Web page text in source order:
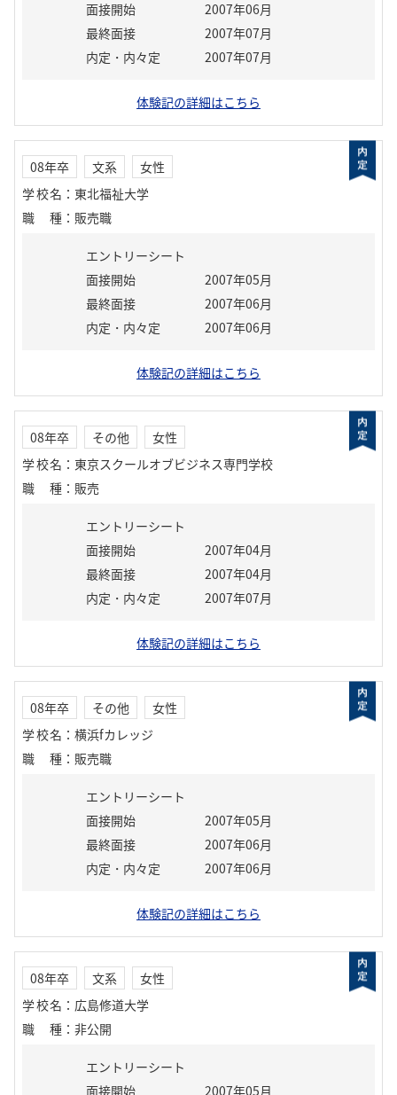
面接開始
2007年06月
最終面接
2007年07月
内定・内々定
2007年07月
体験記の詳細はこちら
08年卒 文系
女性
学校名 ： 東北福祉大学
職種 ： 販売職
エントリーシート
面接開始
2007年05月
最終面接
2007年06月
内定・内々定
2007年06月
体験記の詳細はこちら
08年卒 その他
女性
学校名 ： 東京スクールオブビジネス専門学校
職種 ： 販売
エントリーシート
面接開始
2007年04月
最終面接
2007年04月
内定・内々定
2007年07月
体験記の詳細はこちら
08年卒 その他
女性
学校名 ： 横浜fカレッジ
職種 ： 販売職
エントリーシート
面接開始
2007年05月
最終面接
2007年06月
内定・内々定
2007年06月
体験記の詳細はこちら
08年卒 文系
女性
学校名 ： 広島修道大学
職種 ： 非公開
エントリーシート
面接開始
2007年05月